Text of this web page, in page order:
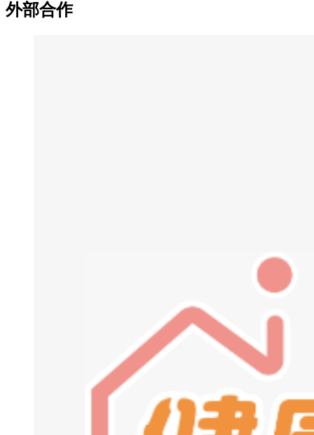
外部合作